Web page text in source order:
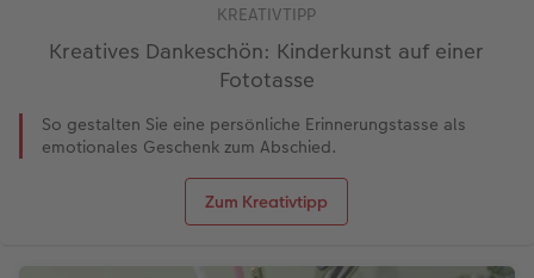
KREATIVTIPP
Kreatives Dankeschön: Kinderkunst auf einer
Fototasse
So gestalten Sie eine persönliche Erinnerungstasse als
emotionales Geschenk zum Abschied.
Zum Kreativtipp